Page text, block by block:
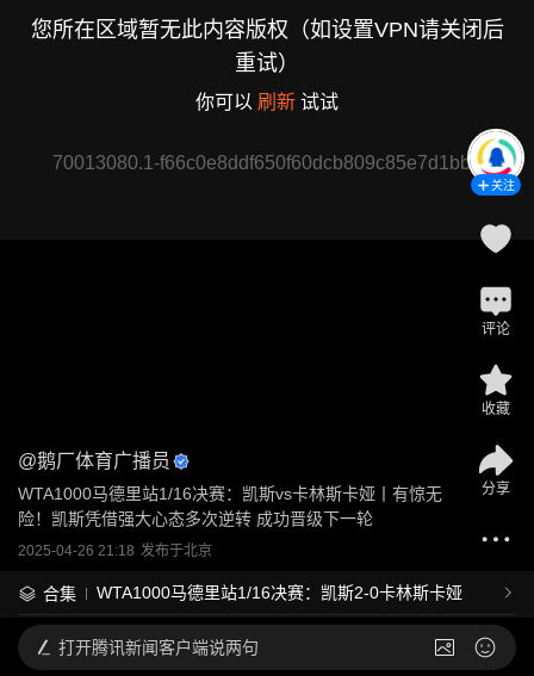
您所在区域暂无此内容版权（如设置VPN请关闭后
重试）
你可以 刷新 试试
70013080.1-f66c0e8ddf650f60dcb809c85e7d1bba
@鹅厂体育广播员
WTA1000马德里站1/16决赛：凯斯vs卡林斯卡娅丨有惊无
险！凯斯凭借强大心态多次逆转 成功晋级下一轮
2025-04-26 21:18 发布于北京
合集 WTA1000马德里站1/16决赛：凯斯2-0卡林斯卡娅
关注
评论
收藏
分享
打开腾讯新闻客户端说两句